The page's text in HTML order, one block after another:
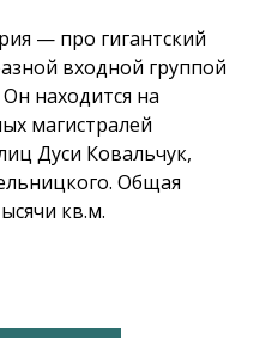
— про гигантский
входной группой
Он находится на
магистралей
Дуси Ковальчук,
Общая
кв.м.